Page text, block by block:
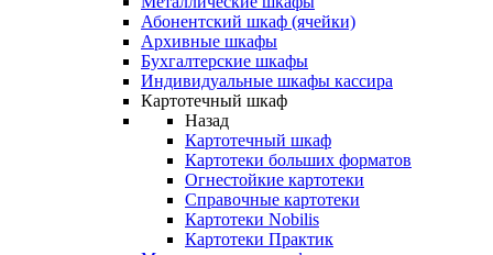
Абонентский шкаф (ячейки)
Архивные шкафы
Бухгалтерские шкафы
Индивидуальные шкафы кассира
Картотечный шкаф
Назад
Картотечный шкаф
Картотеки больших форматов
Огнестойкие картотеки
Справочные картотеки
Картотеки Nobilis
Картотеки Практик